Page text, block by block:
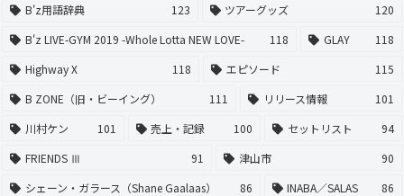
B'z用語辞典
123 ツアーグッズ
120
B'z LIVE-GYM 2019 -Whole Lotta NEW LOVE-
118 GLAY
118
Highway X
118 エピソード
115
B ZONE（旧・ビーイング）
111 リリース情報
101
川村ケン
101 売上・記録 100 セットリスト
94
FRIENDS Ⅲ
91 津山市
90
シェーン・ガラース（Shane Gaalaas）
86 INABA／SALAS
86